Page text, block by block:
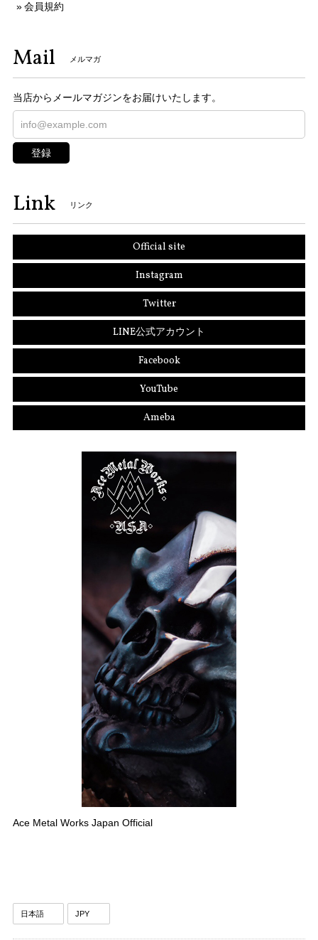
会員規約
Mail メルマガ
当店からメールマガジンをお届けいたします。
登録
Link リンク
Official site
Instagram
Twitter
LINE公式アカウント
Facebook
YouTube
Ameba
Ace Metal Works Japan Official